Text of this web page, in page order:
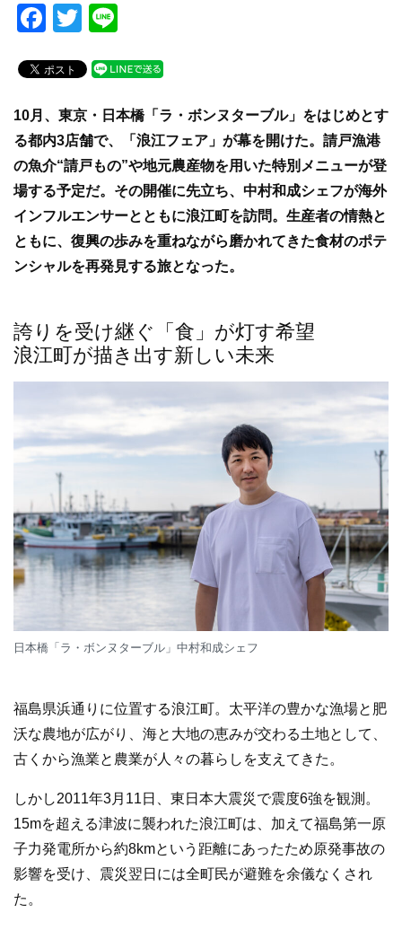
F
c
e
b
o
o
k
T
tt
er
e
10月、東京・日本橋「ラ・ボンヌターブル」をはじめとす
る都内3店舗で、「浪江フェア」が幕を開けた。請戸漁港
の魚介“請戸もの”や地元農産物を用いた特別メニューが登
場する予定だ。その開催に先立ち、中村和成シェフが海外
インフルエンサーとともに浪江町を訪問。生産者の情熱と
ともに、復興の歩みを重ねながら磨かれてきた食材のポテ
ンシャルを再発見する旅となった。
誇りを受け継ぐ「食」が灯す希望
浪江町が描き出す新しい未来
日本橋「ラ・ボンヌターブル」中村和成シェフ
福島県浜通りに位置する浪江町。太平洋の豊かな漁場と肥
沃な農地が広がり、海と大地の恵みが交わる土地として、
古くから漁業と農業が人々の暮らしを支えてきた。
しかし2011年3月11日、東日本大震災で震度6強を観測。
15mを超える津波に襲われた浪江町は、加えて福島第一原
子力発電所から約8kmという距離にあったため原発事故の
影響を受け、震災翌日には全町民が避難を余儀なくされ
た。